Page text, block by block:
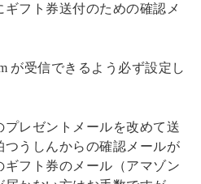
フト券送付のための確認メ
が受信できるよう必ず設定し
レゼントメールを改めて送
うしんからの確認メールが
ギフト券のメール（アマゾン